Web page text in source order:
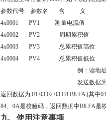
参数代号 参数名 含 义
4x0001 PV1 测量电流值
4x0002 PV2 周期累积值
4x0003 PV3 总累积值高位
4x0004 PV4 总累积值低位
例：读地
发送数据
返回数据为 01 03 02 03 E8 B8 FA (其
84、0A是校验码，返回数据中B8 FA是
九、使用注意事项